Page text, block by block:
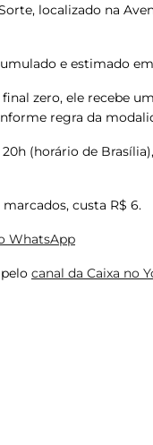
localizado na
e estimado
zero, ele recebe
regra da
(horário de
custa R$ 6.
WhatsApp
canal da Caixa no